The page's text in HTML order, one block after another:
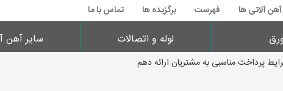
آلاتی ها فهرست برگزیده ها تماس با ما
لوله و اتصالات سایر آهن
پرداخت مناسبی به مشتریان ارائه دهم